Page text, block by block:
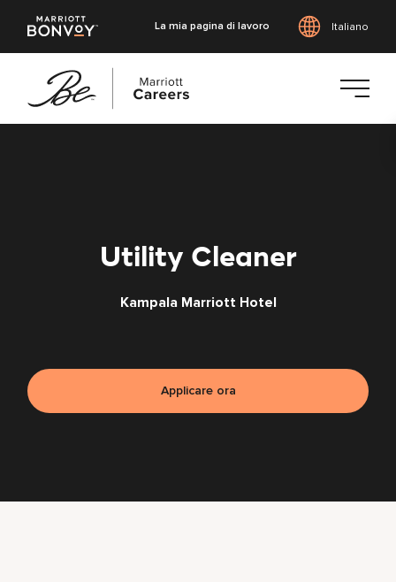
La mia pagina di lavoro Italiano
Utility Cleaner
Kampala Marriott Hotel
Applicare ora